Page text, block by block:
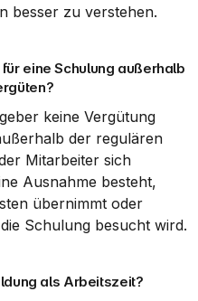
besser zu verstehen.
eine Schulung außerhalb
keine Vergütung
der regulären
Mitarbeiter sich
Ausnahme besteht,
übernimmt oder
Schulung besucht wird.
als Arbeitszeit?